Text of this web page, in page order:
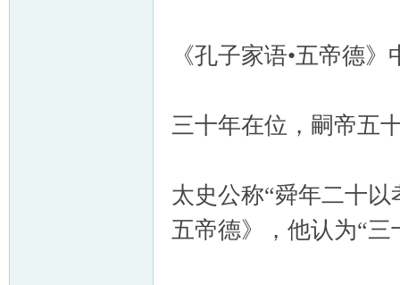
《孔子家语•五帝德
三十年在位，嗣帝五
太史公称“舜年二十
五帝德》，他认为“